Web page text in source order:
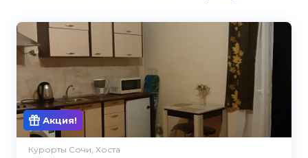
Акция!
Курорты Сочи, Хоста